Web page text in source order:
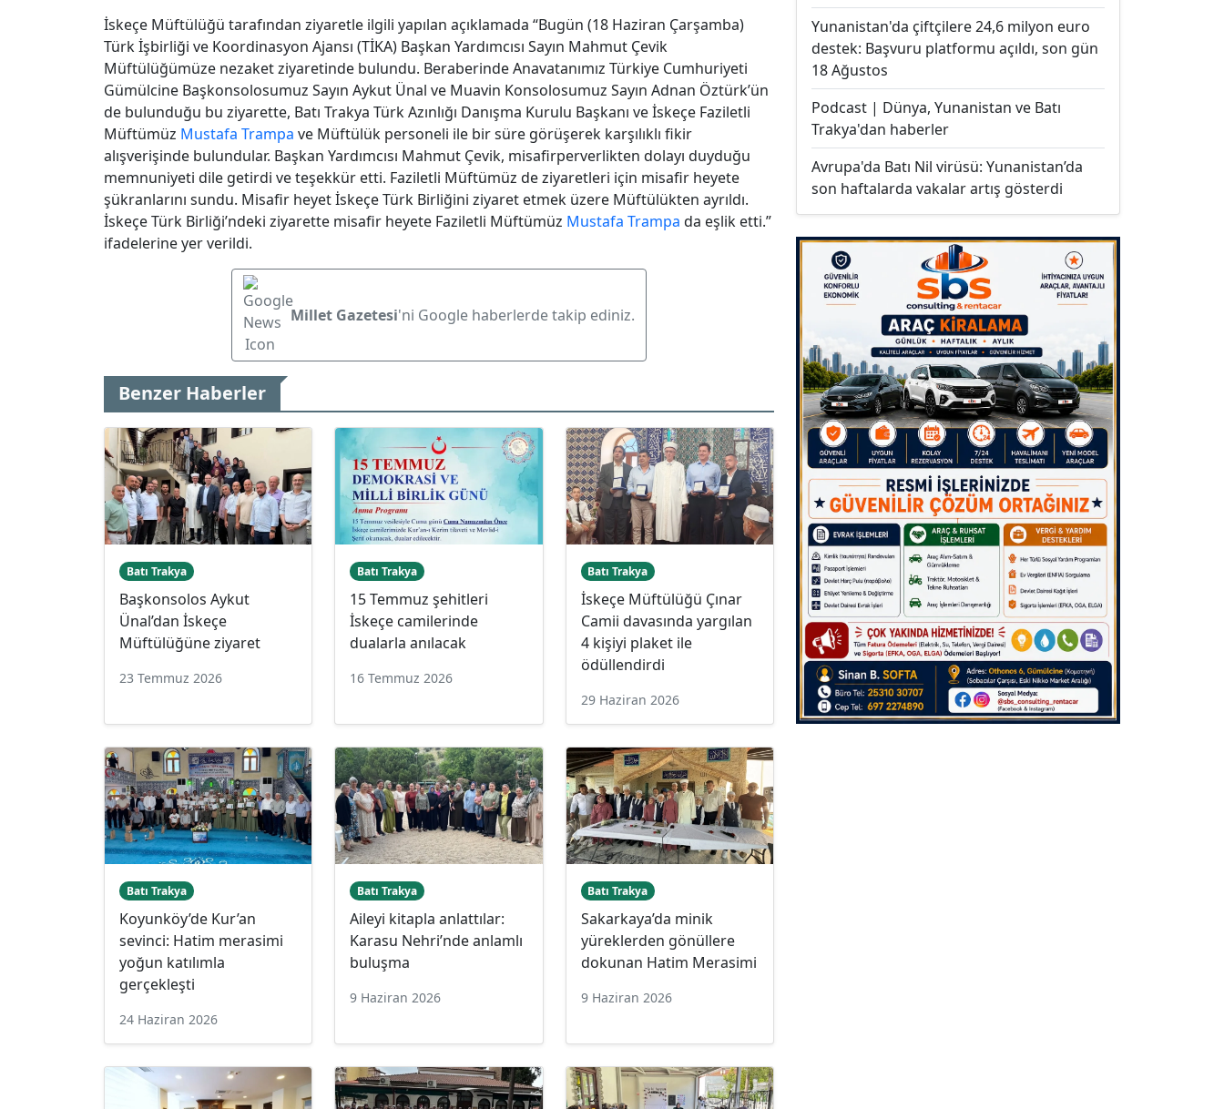
İskeçe Müftülüğü tarafından ziyaretle ilgili yapılan açıklamada “Bugün (18 Haziran Çarşamba)
Türk İşbirliği ve Koordinasyon Ajansı (TİKA) Başkan Yardımcısı Sayın Mahmut Çevik
Müftülüğümüze nezaket ziyaretinde bulundu. Beraberinde Anavatanımız Türkiye Cumhuriyeti
Gümülcine Başkonsolosumuz Sayın Aykut Ünal ve Muavin Konsolosumuz Sayın Adnan Öztürk’ün
de bulunduğu bu ziyarette, Batı Trakya Türk Azınlığı Danışma Kurulu Başkanı ve İskeçe Faziletli
Müftümüz Mustafa Trampa ve Müftülük personeli ile bir süre görüşerek karşılıklı fikir
alışverişinde bulundular. Başkan Yardımcısı Mahmut Çevik, misafirperverlikten dolayı duyduğu
memnuniyeti dile getirdi ve teşekkür etti. Faziletli Müftümüz de ziyaretleri için misafir heyete
şükranlarını sundu. Misafir heyet İskeçe Türk Birliğini ziyaret etmek üzere Müftülükten ayrıldı.
İskeçe Türk Birliği’ndeki ziyarette misafir heyete Faziletli Müftümüz Mustafa Trampa da eşlik etti.”
ifadelerine yer verildi.
Millet Gazetesi'ni Google haberlerde takip ediniz.
Benzer Haberler
Batı Trakya
Başkonsolos Aykut
Ünal’dan İskeçe
Müftülüğüne ziyaret
23 Temmuz 2026
Batı Trakya
15 Temmuz şehitleri
İskeçe camilerinde
dualarla anılacak
16 Temmuz 2026
Batı Trakya
İskeçe Müftülüğü Çınar
Camii davasında yargılan
4 kişiyi plaket ile
ödüllendirdi
29 Haziran 2026
Batı Trakya
Koyunköy’de Kur’an
sevinci: Hatim merasimi
yoğun katılımla
gerçekleşti
24 Haziran 2026
Batı Trakya
Aileyi kitapla anlattılar:
Karasu Nehri’nde anlamlı
buluşma
9 Haziran 2026
Batı Trakya
Sakarkaya’da minik
yüreklerden gönüllere
dokunan Hatim Merasimi
9 Haziran 2026
Yunanistan'da çiftçilere 24,6 milyon euro
destek: Başvuru platformu açıldı, son gün
18 Ağustos
Podcast | Dünya, Yunanistan ve Batı
Trakya'dan haberler
Avrupa'da Batı Nil virüsü: Yunanistan’da
son haftalarda vakalar artış gösterdi